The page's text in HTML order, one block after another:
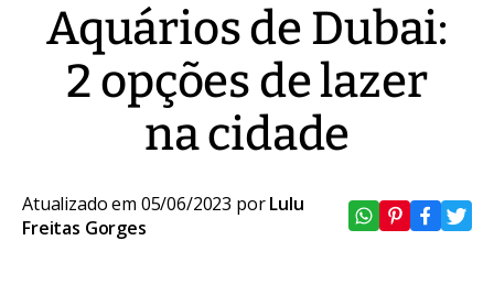
Aquários de Dubai:
2 opções de lazer
na cidade
Atualizado em 05/06/2023 porLulu
Freitas Gorges